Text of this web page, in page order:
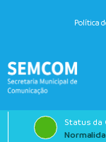
Política
Status da